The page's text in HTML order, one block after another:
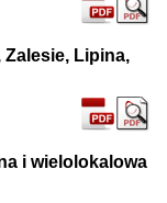
Lipina,
i wielolokalowa